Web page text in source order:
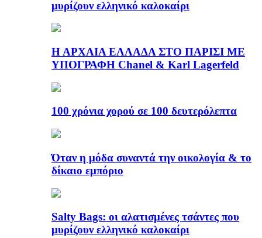
μυρίζουν ελληνικό καλοκαίρι
Η ΑΡΧΑΙΑ ΕΛΛΑΔΑ ΣΤΟ ΠΑΡΙΣΙ ΜΕ
ΥΠΟΓΡΑΦΗ Chanel & Karl Lagerfeld
100 χρόνια χορού σε 100 δευτερόλεπτα
Όταν η μόδα συναντά την οικολογία & το
δίκαιο εμπόριο
Salty Bags: οι αλατισμένες τσάντες που
μυρίζουν ελληνικό καλοκαίρι